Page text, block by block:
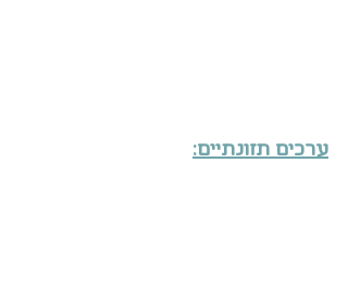
ערכים תזונתיים: